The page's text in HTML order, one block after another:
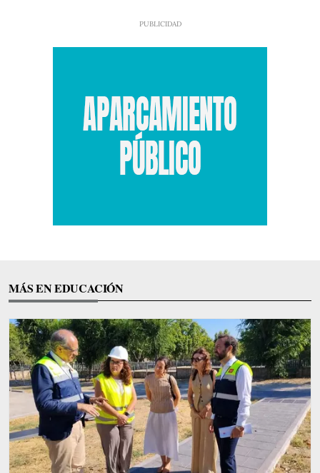
MÁS EN EDUCACIÓN